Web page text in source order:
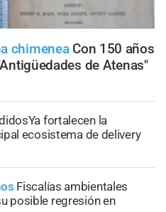
chimenea Con 150 años
de Atenas"
fortalecen la
ecosistema de delivery
Fiscalías ambientales
posible regresión en